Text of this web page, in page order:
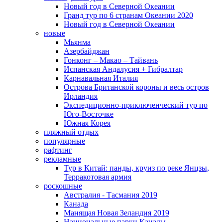
Новый год в Северной Океании
Гранд тур по 6 странам Океании 2020
Новый год в Северной Океании
новые
Мьянма
Азербайджан
Гонконг – Макао – Тайвань
Испанская Андалусия + Гибралтар
Карнавальная Италия
Острова Британской короны и весь остров
Ирландия
Экспедиционно-приключенческий тур по
Юго-Восточке
Южная Корея
пляжный отдых
популярные
рафтинг
рекламные
Тур в Китай: панды, круиз по реке Янцзы,
Терракотовая армия
роскошные
Австралия - Тасмания 2019
Канада
Манящая Новая Зеландия 2019